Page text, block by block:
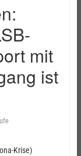
mit
ist
Krise)